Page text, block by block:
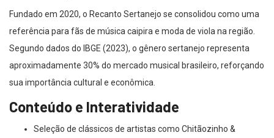
Fundado em 2020, o Recanto Sertanejo se consolidou como uma
referência para fãs de música caipira e moda de viola na região.
Segundo dados do IBGE (2023), o gênero sertanejo representa
aproximadamente 30% do mercado musical brasileiro, reforçando
sua importância cultural e econômica.
Conteúdo e Interatividade
Seleção de clássicos de artistas como Chitãozinho &